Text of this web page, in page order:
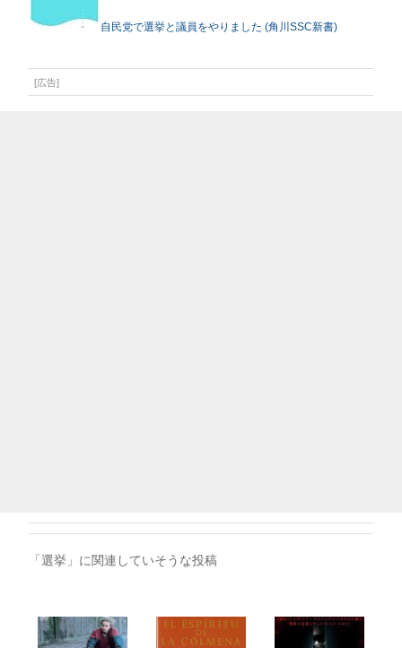
自民党で選挙と議員をやりました (角川SSC新書)
[広告]
「選挙」に関連していそうな投稿